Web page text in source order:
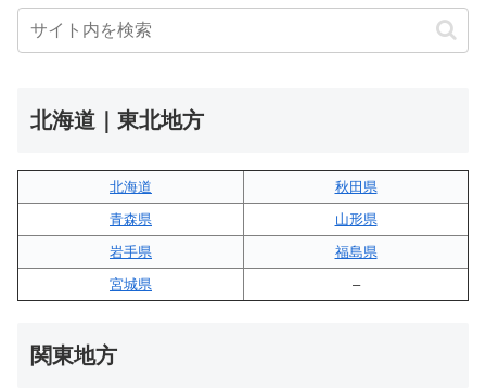
北海道｜東北地方
北海道
秋田県
青森県
山形県
岩手県
福島県
宮城県
–
関東地方